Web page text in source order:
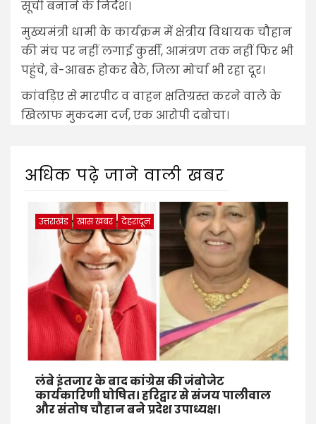
सूची बनाने के निर्देश।
मुख्यमंत्री धामी के कार्यक्रम में क्षेत्रीय विधायक चौहान
की मंच पर नहीं लगाई कुर्सी, आमंत्रण तक नहीं फिर भी
पहुंचे, बे-आबरू होकर बैठे, जिला मोर्चा भी रहा दूर।
कांवड़िए से मारपीट व वाहन क्षतिग्रस्त करने वाले के
खिलाफ मुकदमा दर्ज, एक आरोपी दबोचा।
अधिक पढ़े जाने वाली खबर
उत्तराखंड खास खबर देहरादून
लंबे इंतजार के बाद कांग्रेस की जंबोजेट
कार्यकारिणी घोषित। हरिद्वार से संजय पालीवाल
और संतोष चौहान बने प्रदेश उपाध्यक्ष।